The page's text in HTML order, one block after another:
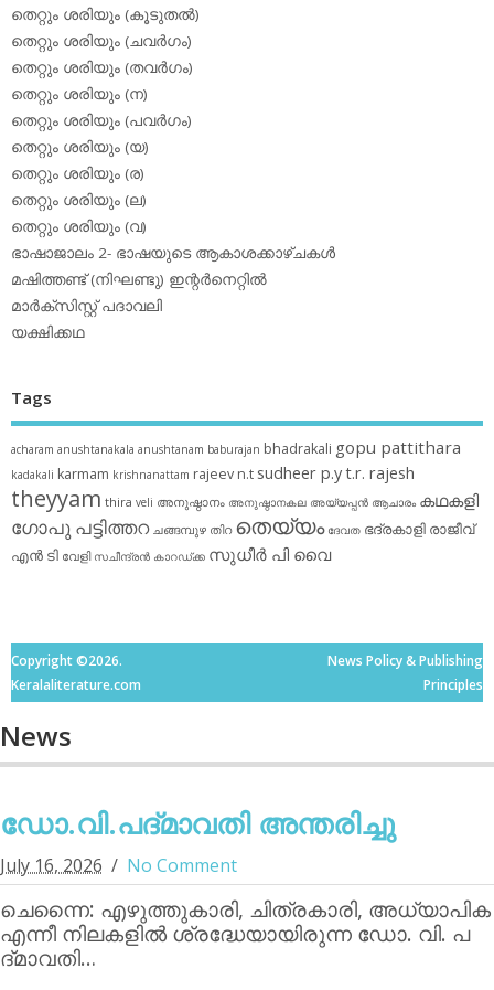
തെറ്റും ശരിയും (കൂടുതല്‍)
തെറ്റും ശരിയും (ചവര്‍ഗം)
തെറ്റും ശരിയും (തവര്‍ഗം)
തെറ്റും ശരിയും (ന)
തെറ്റും ശരിയും (പവര്‍ഗം)
തെറ്റും ശരിയും (യ)
തെറ്റും ശരിയും (ര)
തെറ്റും ശരിയും (ല)
തെറ്റും ശരിയും (വ)
ഭാഷാജാലം 2- ഭാഷയുടെ ആകാശക്കാഴ്ചകള്‍
മഷിത്തണ്ട് (നിഘണ്ടു) ഇന്റര്‍നെറ്റില്‍
മാര്‍ക്‌സിസ്റ്റ് പദാവലി
യക്ഷിക്കഥ
Tags
acharam anushtanakala anushtanam baburajan bhadrakali gopu pattithara
kadakali karmam krishnanattam rajeev n.t sudheer p.yt.r. rajesh
theyyam thira veli അനുഷ്ഠാനം അനുഷ്ഠാനകല അയ്യപ്പന്‍ ആചാരം കഥകളി
ഗോപു പട്ടിത്തറ ചങ്ങമ്പുഴ തിറ തെയ്യം ദേവത ഭദ്രകാളി രാജീവ്
എൻ ടി വേളി സചീന്ദ്രന്‍ കാറഡ്ക്ക സുധീര്‍ പി വൈ
Copyright ©2026.
Keralaliterature.com
News Policy & Publishing
Principles
News
ഡോ.വി.പദ്മാവതി അന്തരിച്ചു
July 16, 2026 No Comment
ചെന്നൈ: എഴുത്തുകാരി, ചിത്രകാരി, അധ്യാപിക
എന്നീ നിലകളില്‍ ശ്രദ്ധേയായിരുന്ന ഡോ. വി. പ
ദ്മാവതി…